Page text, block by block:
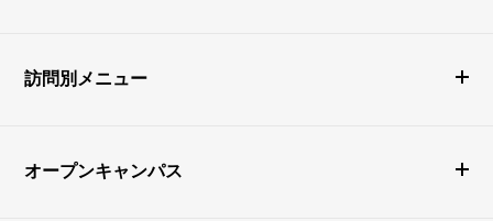
訪問別メニュー
オープンキャンパス